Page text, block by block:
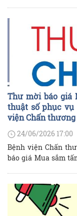
Thư mời báo giá
thuật số phục vụ
viện Chấn
24/06/2026 17:00
Bệnh viện Chấn
báo giá Mua sắm